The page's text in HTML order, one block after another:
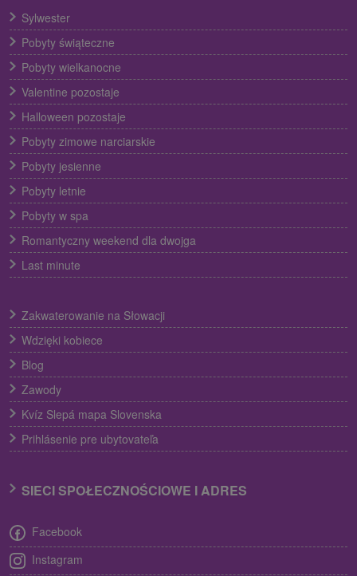
Sylwester
Pobyty świąteczne
Pobyty wielkanocne
Valentine pozostaje
Halloween pozostaje
Pobyty zimowe narciarskie
Pobyty jesienne
Pobyty letnie
Pobyty w spa
Romantyczny weekend dla dwojga
Last minute
Zakwaterowanie na Słowacji
Wdzięki kobiece
Blog
Zawody
Kvíz Slepá mapa Slovenska
Prihlásenie pre ubytovateľa
SIECI SPOŁECZNOŚCIOWE I ADRES
Facebook
Instagram